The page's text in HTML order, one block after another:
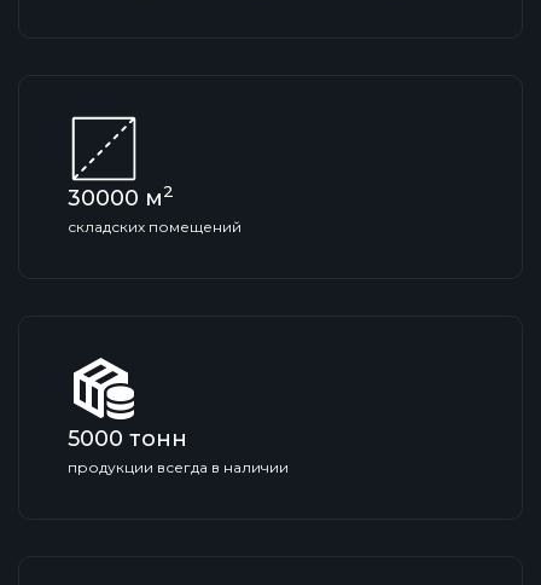
30000 м2
складских помещений
5000 тонн
продукции всегда в наличии